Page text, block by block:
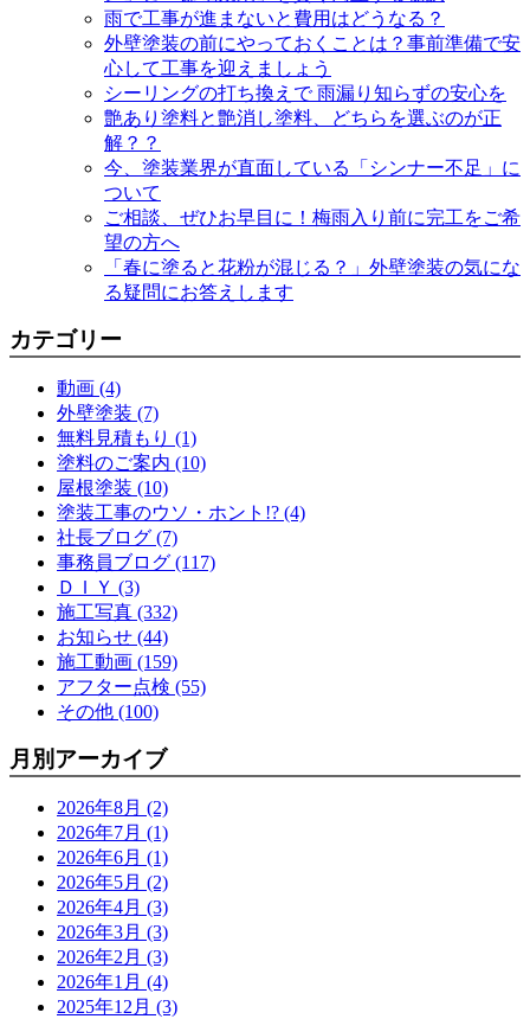
雨で工事が進まないと費用はどうなる？
外壁塗装の前にやっておくことは？事前準備で安
心して工事を迎えましょう
シーリングの打ち換えで 雨漏り知らずの安心を
艶あり塗料と艶消し塗料、どちらを選ぶのが正
解？？
今、塗装業界が直面している「シンナー不足」に
ついて
ご相談、ぜひお早目に！梅雨入り前に完工をご希
望の方へ
「春に塗ると花粉が混じる？」外壁塗装の気にな
る疑問にお答えします
カテゴリー
動画 (4)
外壁塗装 (7)
無料見積もり (1)
塗料のご案内 (10)
屋根塗装 (10)
塗装工事のウソ・ホント!? (4)
社長ブログ (7)
事務員ブログ (117)
ＤＩＹ (3)
施工写真 (332)
お知らせ (44)
施工動画 (159)
アフター点検 (55)
その他 (100)
月別アーカイブ
2026年8月 (2)
2026年7月 (1)
2026年6月 (1)
2026年5月 (2)
2026年4月 (3)
2026年3月 (3)
2026年2月 (3)
2026年1月 (4)
2025年12月 (3)